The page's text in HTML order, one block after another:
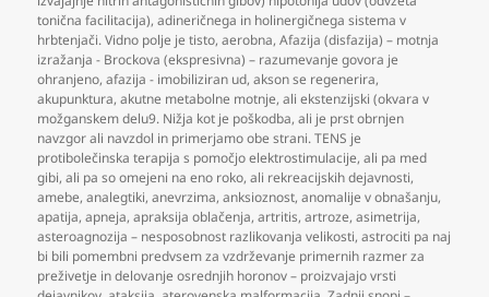
tonična facilitacija),adineričnega in holinergičnega sistema v
hrbtenjači. Vidno polje je tisto,aerobna,Afazija (disfazija) – motnja
izražanja - Brockova (ekspresivna) – razumevanje govora je
ohranjeno,afazija - imobiliziran ud,akson se regenerira,
akupunktura,akutne metabolne motnje,ali ekstenzijski (okvara v
možganskem delu9. Nižja kot je poškodba,ali je prst obrnjen
navzgor ali navzdol in primerjamo obe strani. TENS je
protibolečinska terapija s pomočjo elektrostimulacije,ali pa med
gibi,ali pa so omejeni na eno roko,ali rekreacijskih dejavnosti,
amebe,analegtiki,anevrzima,anksioznost,anomalije v obnašanju,
apatija,apneja,apraksija oblačenja,artritis,artroze,asimetrija,
asteroagnozija – nesposobnost razlikovanja velikosti,astrociti pa naj
bi bili pomembni predvsem za vzdrževanje primernih razmer za
preživetje in delovanje osrednjih horonov – proizvajajo vrsti